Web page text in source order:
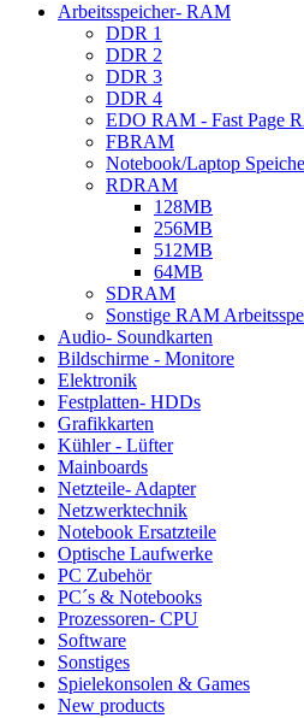
Arbeitsspeicher- RAM
DDR 1
DDR 2
DDR 3
DDR 4
EDO RAM - Fast Page
FBRAM
Notebook/Laptop
RDRAM
128MB
256MB
512MB
64MB
SDRAM
Sonstige RAM
Audio- Soundkarten
Bildschirme - Monitore
Elektronik
Festplatten- HDDs
Grafikkarten
Kühler - Lüfter
Mainboards
Netzteile- Adapter
Netzwerktechnik
Notebook Ersatzteile
Optische Laufwerke
PC Zubehör
PC´s & Notebooks
Prozessoren- CPU
Software
Sonstiges
Spielekonsolen & Games
New products